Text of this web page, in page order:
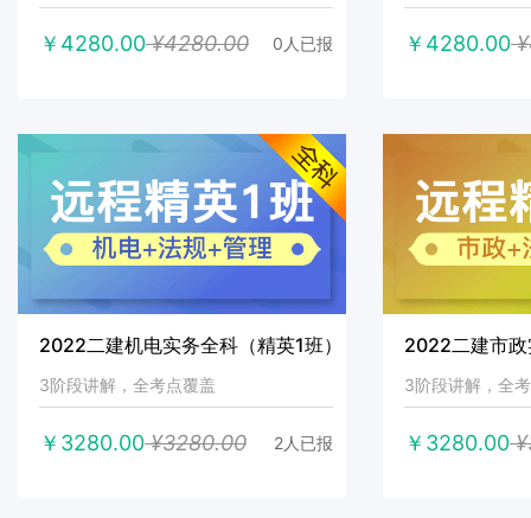
￥4280.00¥4280.00 0人已报 ￥4280.00
2022二建机电实务全科（精英1班）
3阶段讲解，全考点覆盖
￥3280.00¥3280.00 2人已报
2022二建市
3阶段讲解，全
￥3280.00